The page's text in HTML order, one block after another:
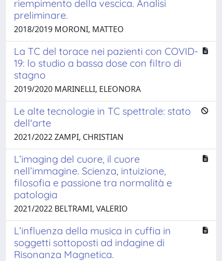
riempimento della vescica. Analisi
preliminare.
2018/2019 MORONI, MATTEO
La TC del torace nei pazienti con COVID-
19: lo studio a bassa dose con filtro di
stagno
2019/2020 MARINELLI, ELEONORA
Le alte tecnologie in TC spettrale: stato
dell'arte
2021/2022 ZAMPI, CHRISTIAN
L’imaging del cuore, il cuore
nell’immagine. Scienza, intuizione,
filosofia e passione tra normalità e
patologia
2021/2022 BELTRAMI, VALERIO
L’influenza della musica in cuffia in
soggetti sottoposti ad indagine di
Risonanza Magnetica.